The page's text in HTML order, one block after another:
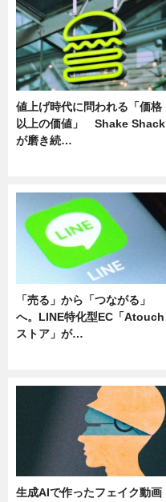
値上げ時代に問われる「価格
以上の価値」 Shake Shack
が磨き続…
「売る」から「つながる」
へ。LINE特化型EC「Atouch
ストア」が…
生成AIで作ったフェイク動画